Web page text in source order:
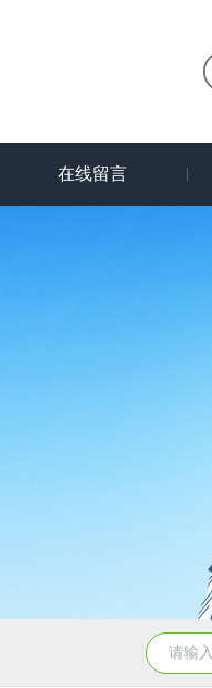
在线留言
7KF02-0AB0SIEMENS输入